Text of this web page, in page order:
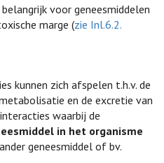
voor geneesmiddelen
marge (zie Inl.6.2.
kunnen zich afspelen t.h.v. de
en de excretie van
waarbij de
in het organisme
geneesmiddel of bv.